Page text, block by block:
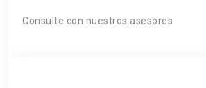
Consulte con nuestros asesores